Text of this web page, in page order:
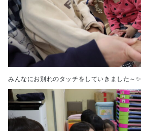
みんなにお別れのタッチをしていきました～✨